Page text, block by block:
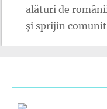
alături de
și sprijin